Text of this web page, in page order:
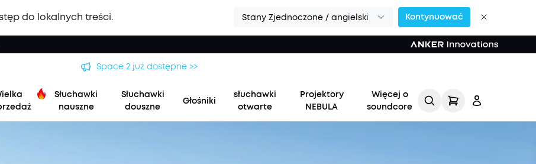
do lokalnych treści. Stany Zjednoczone / angielski Kontynuować
Space 2 już dostępne >>
Słuchawki
nauszne
Słuchawki
douszne
Głośniki
słuchawki
otwarte
Projektory
NEBULA
Więcej o
soundcore